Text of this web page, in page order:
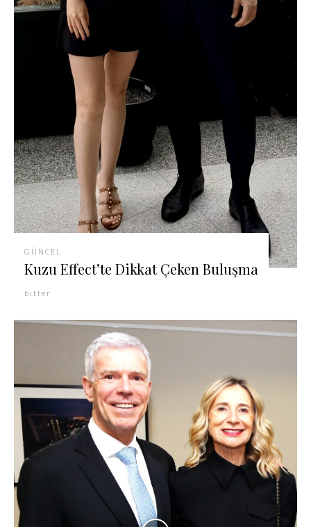
GÜNCEL
Kuzu Effect’te Dikkat Çeken Buluşma
bitter